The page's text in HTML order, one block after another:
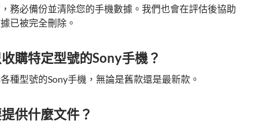
務必備份並清除您的手機數據。我們也會在評估後協助
已被完全刪除。
購特定型號的Sony手機？
種型號的Sony手機，無論是舊款還是最新款。
供什麼文件？